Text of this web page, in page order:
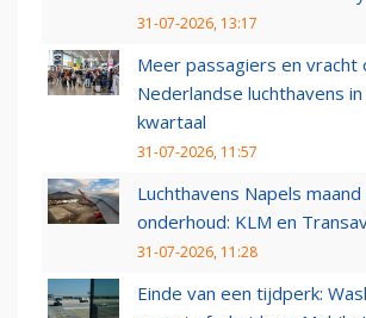
31-07-2026, 13:17
Meer passagiers en vracht
Nederlandse luchthavens
kwartaal
31-07-2026, 11:57
Luchthavens Napels
onderhoud: KLM en
31-07-2026, 11:28
Einde van een tijdperk: